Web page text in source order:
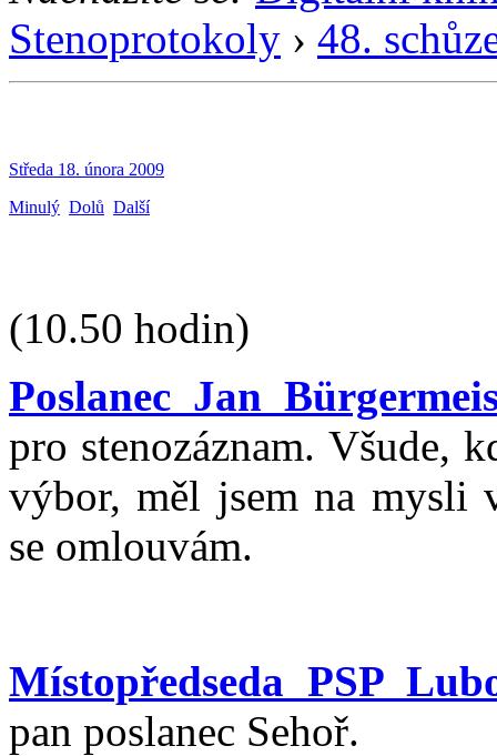
Stenoprotokoly › 48.
Středa 18. února 2009
Minulý Dolů Další
(10.50 hodin)
Poslanec Jan
pro stenozáznam. Všude,
výbor, měl jsem na mysli
se omlouvám.
Místopředseda PSP
pan poslanec Sehoř.